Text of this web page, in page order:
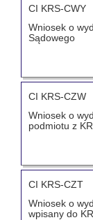
CI KRS-CWY
Wniosek o
Sądowego
CI KRS-CZW
Wniosek o
podmiotu z
CI KRS-CZT
Wniosek o
wpisany do